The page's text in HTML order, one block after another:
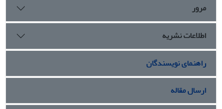
مرور
اطلاعات نشریه
راهنمای نویسندگان
ارسال مقاله